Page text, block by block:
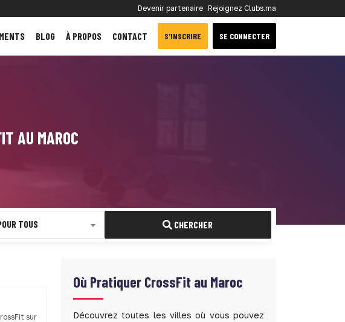
Devenir partenaire Rejoignez Clubs.ma
BLOG À PROPOS CONTACT S'INSCRIRE SE CONNECTER
AU MAROC
TOUS CHERCHER
sur
Où Pratiquer CrossFit au Maroc
Découvrez toutes les villes où vous pouvez